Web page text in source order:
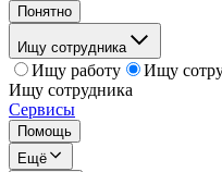
Понятно
Ищу сотрудника
Ищу работу
Ищу
Ищу сотрудника
Сервисы
Помощь
Ещё